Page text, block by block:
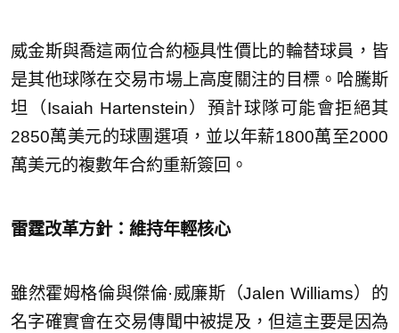
威金斯與喬這兩位合約極具性價比的輪替球員，皆
是其他球隊在交易市場上高度關注的目標。哈騰斯
坦（Isaiah Hartenstein）預計球隊可能會拒絕其
2850萬美元的球團選項，並以年薪1800萬至2000
萬美元的複數年合約重新簽回。
雷霆改革方針：維持年輕核心
雖然霍姆格倫與傑倫·威廉斯（Jalen Williams）的
名字確實會在交易傳聞中被提及，但這主要是因為